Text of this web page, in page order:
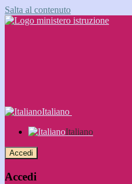
Salta al contenuto
Italiano
Italiano
Accedi
Accedi